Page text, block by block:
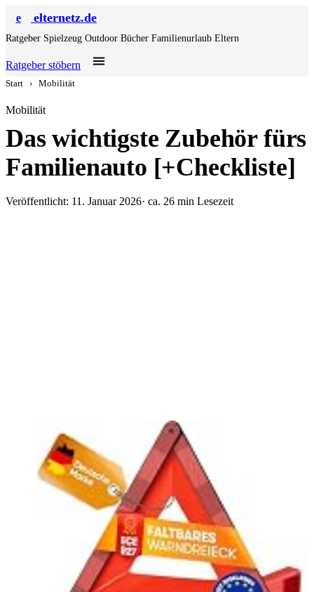
e elternetz.de
Ratgeber Spielzeug Outdoor Bücher Familienurlaub Eltern
Ratgeber stöbern
Start › Mobilität
Mobilität
Das wichtigste Zubehör fürs
Familienauto [+Checkliste]
Veröffentlicht: 11. Januar 2026· ca. 26 min Lesezeit